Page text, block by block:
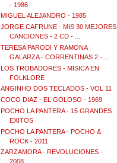
- 1986
MIGUEL ALEJANDRO - 1985
JORGE CAFRUNE - MIS 30 MEJORES
CANCIONES - 2 CD - ...
TERESA PARODI Y RAMONA
GALARZA - CORRENTINAS 2 - ...
LOS TROBADORES - MISICA EN
FOLKLORE
ANGINHO DOS TECLADOS - VOL 11
COCO DIAZ - EL GOLOSO - 1969
POCHO LA PANTERA - 15 GRANDES
EXITOS
POCHO LA PANTERA - POCHO &
ROCK - 2011
ZARZAMORA - REVOLUCIONES -
2008